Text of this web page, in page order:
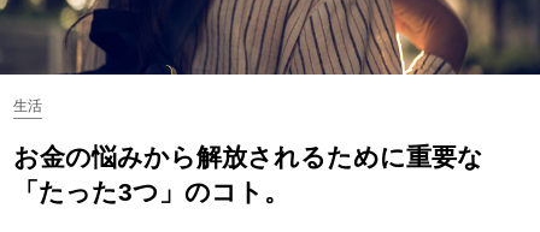
生活
お金の悩みから解放されるために重要な
「たった3つ」のコト。